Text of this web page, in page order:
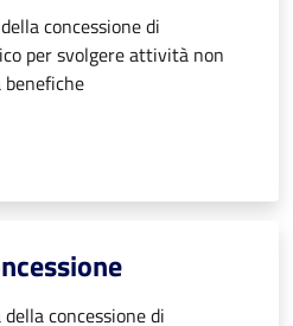
concessione di
per svolgere attività non
concessione di